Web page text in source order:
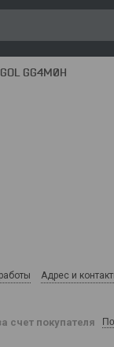
GG4M0H
Адрес и
счет покупателя